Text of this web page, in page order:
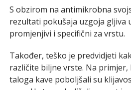
S obzirom na antimikrobna
rezultati pokušaja uzgoja gljiva
promjenjivi i specifični za vrstu.
Također, teško je predvidjeti
različite biljne vrste. Na primjer,
taloga kave poboljšali su